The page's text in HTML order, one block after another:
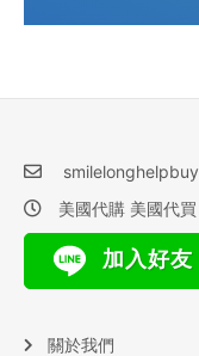
美國代購 美國代
加入好友
關於我們